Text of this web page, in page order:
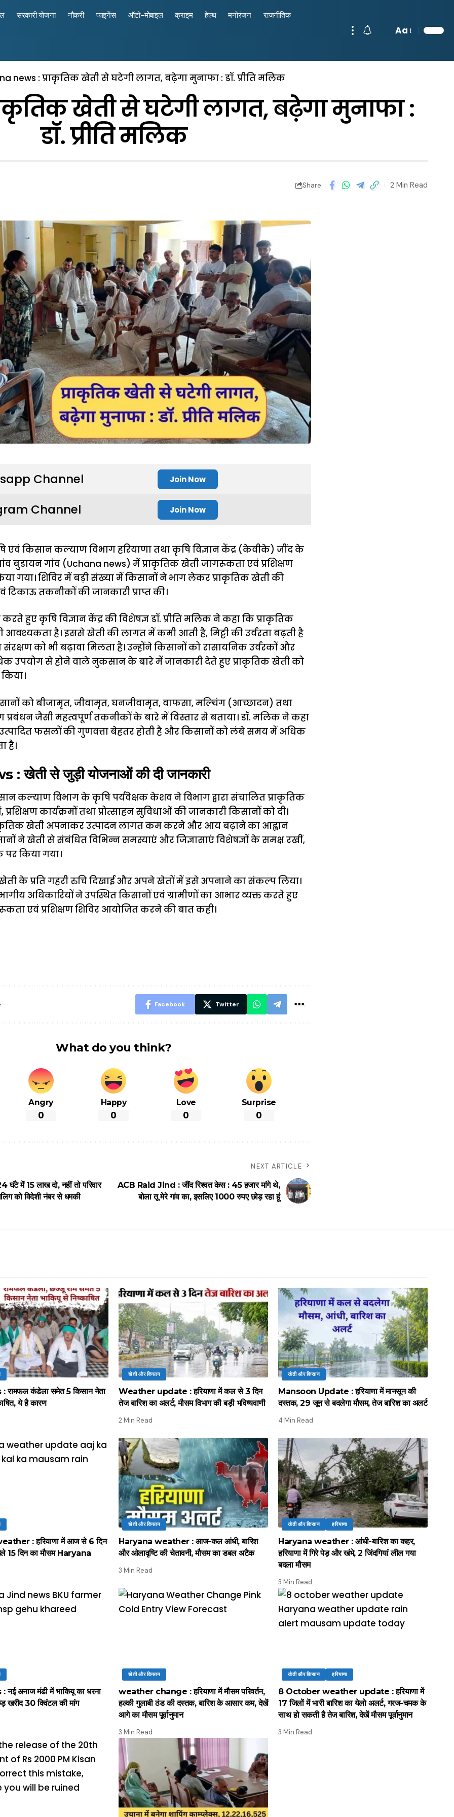
सरकारी योजना नौकरी फाइनेंस ऑटो-मोबाइल क्राइम हेल्थ मनोरंजन राजनीतिक
Aa
news : प्राकृतिक खेती से घटेगी लागत, बढ़ेगा मुनाफा : डॉ. प्रीति मलिक
खेती से घटेगी लागत, बढ़ेगा मुनाफा :
डॉ. प्रीति मलिक
Share 2 Min Read
Channel Join Now
Channel Join Now
एवं किसान कल्याण विभाग हरियाणा तथा कृषि विज्ञान केंद्र (केवीके) जींद के
बुडायन गांव (Uchana news) में प्राकृतिक खेती जागरूकता एवं प्रशिक्षण
गया। शिविर में बड़ी संख्या में किसानों ने भाग लेकर प्राकृतिक खेती की
तकनीकों की जानकारी प्राप्त की।
हुए कृषि विज्ञान केंद्र की विशेषज्ञ डॉ. प्रीति मलिक ने कहा कि प्राकृतिक
है। इससे खेती की लागत में कमी आती है, मिट्टी की उर्वरता बढ़ती है
को भी बढ़ावा मिलता है। उन्होंने किसानों को रासायनिक उर्वरकों और
उपयोग से होने वाले नुकसान के बारे में जानकारी देते हुए प्राकृतिक खेती को
को बीजामृत, जीवामृत, घनजीवामृत, वाफसा, मल्चिंग (आच्छादन) तथा
प्रबंधन जैसी महत्वपूर्ण तकनीकों के बारे में विस्तार से बताया। डॉ. मलिक ने कहा
फसलों की गुणवत्ता बेहतर होती है और किसानों को लंबे समय में अधिक
है।
खेती से जुड़ी योजनाओं की दी जानकारी
कल्याण विभाग के कृषि पर्यवेक्षक केशव ने विभाग द्वारा संचालित प्राकृतिक
कार्यक्रमों तथा प्रोत्साहन सुविधाओं की जानकारी किसानों को दी।
खेती अपनाकर उत्पादन लागत कम करने और आय बढ़ाने का आह्वान
ने खेती से संबंधित विभिन्न समस्याएं और जिज्ञासाएं विशेषज्ञों के समक्ष रखीं,
किया गया।
के प्रति गहरी रुचि दिखाई और अपने खेतों में इसे अपनाने का संकल्प लिया।
अधिकारियों ने उपस्थित किसानों एवं ग्रामीणों का आभार व्यक्त करते हुए
एवं प्रशिक्षण शिविर आयोजित करने की बात कही।
निगरानी
Facebook Twitter
What do you think?
Angry
0
Happy
0
Love
0
Surprise
0
में 15 लाख दो, नहीं तो परिवार
को विदेशी नंबर से धमकी
NEXT ARTICLE
ACB Raid Jind : जींद रिश्वत केस : 45 हजार मांगे थे,
बोला तू मेरे गांव का, इसलिए 1000 रुपए छोड़ रहा हूं
कंडेला समेत 5 किसान नेता
ये है कारण
खेती और किसान
Weather update : हरियाणा में कल से 3 दिन
तेज बारिश का अलर्ट, मौसम विभाग की बड़ी भविष्यवाणी
2 Min Read
खेती और किसान
Mansoon Update : हरियाणा में मानसून की
दस्तक, 29 जून से बदलेगा मौसम, तेज बारिश का अलर्ट
4 Min Read
: हरियाणा में आज से 6 दिन
15 दिन का मौसम Haryana
खेती और किसान
Haryana weather : आज-कल आंधी, बारिश
और ओलावृष्टि की चेतावनी, मौसम का डबल अटैक
3 Min Read
खेती और किसान हरियाणा
Haryana weather : आंधी-बारिश का कहर,
हरियाणा में गिरे पेड़ और खंभे, 2 जिंदगियां लील गया
बदला मौसम
3 Min Read
अनाज मंडी में भाकियू का धरना
खरीद 30 क्विंटल की मांग
खेती और किसान
weather change : हरियाणा में मौसम परिवर्तन,
हल्की गुलाबी ठंड की दस्तक, बारिश के आसार कम, देखें
आगे का मौसम पूर्वानुमान
3 Min Read
खेती और किसान हरियाणा
8 October weather update : हरियाणा में
17 जिलों में भारी बारिश का येलो अलर्ट, गरज-चमक के
साथ हो सकती है तेज बारिश, देखें मौसम पूर्वानुमान
3 Min Read